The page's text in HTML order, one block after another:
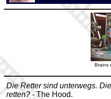
Brains
Die Retter sind unterwegs.
retten? - The Hood.